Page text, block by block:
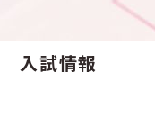
入試情報